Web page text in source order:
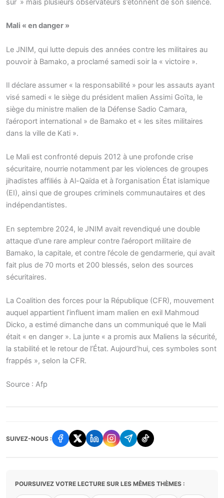
sûr » mais plusieurs observateurs s’étonnent de son silence.
Mali « en danger »
Le JNIM, qui lutte depuis des années contre les militaires au
pouvoir à Bamako, a proclamé samedi soir la « victoire ».
Il déclare assumer « la responsabilité » pour les assauts ayant
visé samedi « le siège du président malien Assimi Goïta, le
siège du ministre malien de la Défense Sadio Camara,
l’aéroport international » de Bamako et « les sites militaires
dans la ville de Kati ».
Le Mali est confronté depuis 2012 à une profonde crise
sécuritaire, nourrie notamment par les violences de groupes
jihadistes affiliés à Al-Qaïda et à l’organisation État islamique
(EI), ainsi que de groupes criminels communautaires et des
indépendantistes.
En septembre 2024, le JNIM avait revendiqué une double
attaque d’une rare ampleur contre l’aéroport militaire de
Bamako, la capitale, et contre l’école de gendarmerie, qui avait
fait plus de 70 morts et 200 blessés, selon des sources
sécuritaires.
La Coalition des forces pour la République (CFR), mouvement
auquel appartient l’influent imam malien en exil Mahmoud
Dicko, a estimé dimanche dans un communiqué que le Mali
était « en danger ». La junte « a promis aux Maliens la sécurité,
la stabilité et le retour de l’État. Aujourd’hui, ces symboles sont
frappés », selon la CFR.
Source : Afp
SUIVEZ-NOUS :
POURSUIVEZ VOTRE LECTURE SUR LES MÊMES THÈMES :